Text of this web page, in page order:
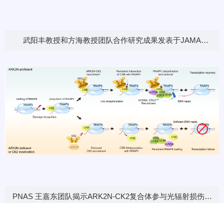
武阳丰教授和方海教授团队合作研究成果发表于JAMA
的卫生经济学评价
PNAS 王嘉东团队揭示ARK2N-CK2复合体参与光辐射损伤修